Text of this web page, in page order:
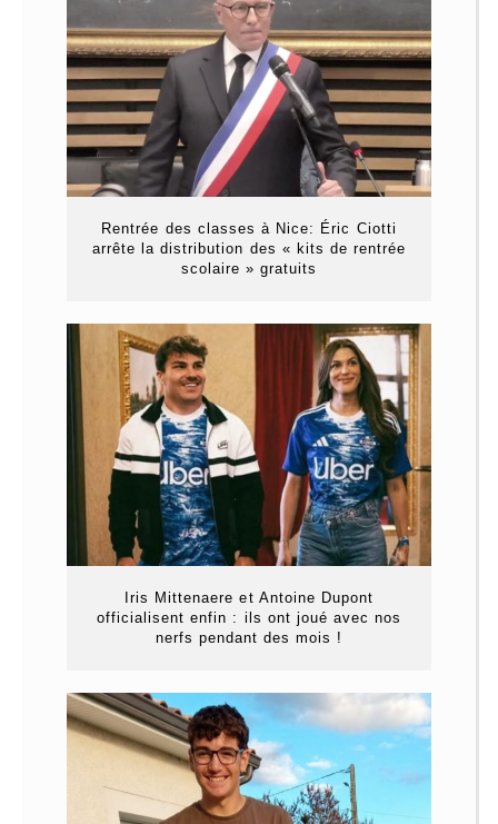
Rentrée des classes à Nice: Éric Ciotti
arrête la distribution des « kits de rentrée
scolaire » gratuits
Iris Mittenaere et Antoine Dupont
officialisent enfin : ils ont joué avec nos
nerfs pendant des mois !